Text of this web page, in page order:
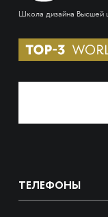
Школа дизайна Высшей
ТЕЛЕФОНЫ